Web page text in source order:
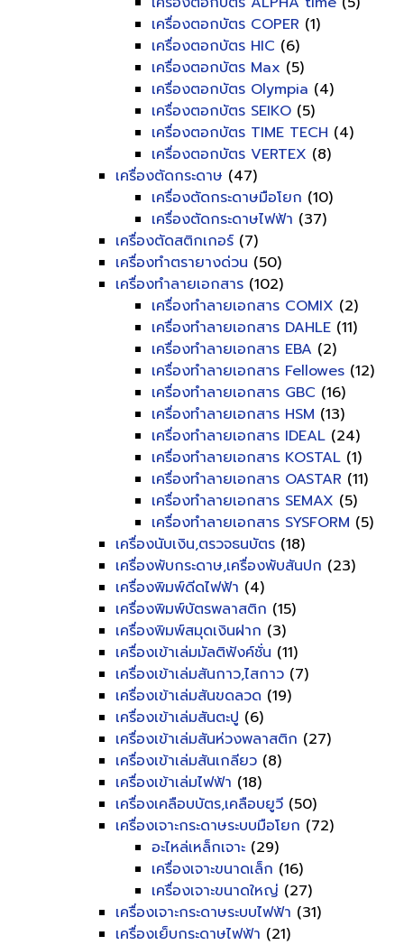
เครื่องตอกบัตร COPER (1)
เครื่องตอกบัตร HIC (6)
เครื่องตอกบัตร Max (5)
เครื่องตอกบัตร Olympia (4)
เครื่องตอกบัตร SEIKO (5)
เครื่องตอกบัตร TIME TECH (4)
เครื่องตอกบัตร VERTEX (8)
เครื่องตัดกระดาษ (47)
เครื่องตัดกระดาษมือโยก (10)
เครื่องตัดกระดาษไฟฟ้า (37)
เครื่องตัดสติกเกอร์ (7)
เครื่องทำตรายางด่วน (50)
เครื่องทำลายเอกสาร (102)
เครื่องทำลายเอกสาร COMIX (2)
เครื่องทำลายเอกสาร DAHLE (11)
เครื่องทำลายเอกสาร EBA (2)
เครื่องทำลายเอกสาร Fellowes (12)
เครื่องทำลายเอกสาร GBC (16)
เครื่องทำลายเอกสาร HSM (13)
เครื่องทำลายเอกสาร IDEAL (24)
เครื่องทำลายเอกสาร KOSTAL (1)
เครื่องทำลายเอกสาร OASTAR (11)
เครื่องทำลายเอกสาร SEMAX (5)
เครื่องทำลายเอกสาร SYSFORM (5)
เครื่องนับเงิน,ตรวจธนบัตร (18)
เครื่องพับกระดาษ,เครื่องพับสันปก (23)
เครื่องพิมพ์ดีดไฟฟ้า (4)
เครื่องพิมพ์บัตรพลาสติก (15)
เครื่องพิมพ์สมุดเงินฝาก (3)
เครื่องเข้าเล่มมัลติฟังค์ชั่น (11)
เครื่องเข้าเล่มสันกาว,ไสกาว (7)
เครื่องเข้าเล่มสันขดลวด (19)
เครื่องเข้าเล่มสันตะปู (6)
เครื่องเข้าเล่มสันห่วงพลาสติก (27)
เครื่องเข้าเล่มสันเกลียว (8)
เครื่องเข้าเล่มไฟฟ้า (18)
เครื่องเคลือบบัตร,เคลือบยูวี (50)
เครื่องเจาะกระดาษระบบมือโยก (72)
อะไหล่เหล็กเจาะ (29)
เครื่องเจาะขนาดเล็ก (16)
เครื่องเจาะขนาดใหญ่ (27)
เครื่องเจาะกระดาษระบบไฟฟ้า (31)
เครื่องเย็บกระดาษไฟฟ้า (21)